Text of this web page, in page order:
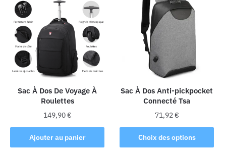
Sac À Dos De Voyage À
Roulettes
149,90€
Ajouter au panier
Sac À Dos Anti-pickpocket
Connecté Tsa
71,92€
Choix des options
Ce
produit